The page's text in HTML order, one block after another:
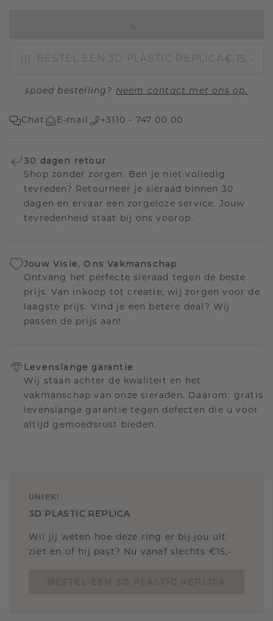
BESTEL EEN 3D PLASTIC REPLICA€ 15,-
spoed bestelling? Neem contact met ons op.
Chat E-mail +3110 - 747 00 00
30 dagen retour
Shop zonder zorgen. Ben je niet volledig
tevreden? Retourneer je sieraad binnen 30
dagen en ervaar een zorgeloze service. Jouw
tevredenheid staat bij ons voorop.
Jouw Visie, Ons Vakmanschap
Ontvang het perfecte sieraad tegen de beste
prijs. Van inkoop tot creatie, wij zorgen voor de
laagste prijs. Vind je een betere deal? Wij
passen de prijs aan!
Levenslange garantie
Wij staan achter de kwaliteit en het
vakmanschap van onze sieraden. Daarom: gratis
levenslange garantie tegen defecten die u voor
altijd gemoedsrust bieden.
UNIEK!
3D PLASTIC REPLICA
Wil jij weten hoe deze ring er bij jou uit
ziet en of hij past? Nu vanaf slechts €15,-